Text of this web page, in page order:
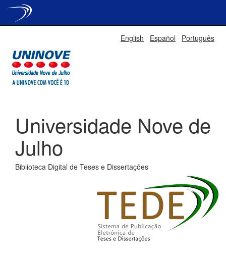
English Español Português
Universidade Nove de
Julho
Biblioteca Digital de Teses e Dissertações